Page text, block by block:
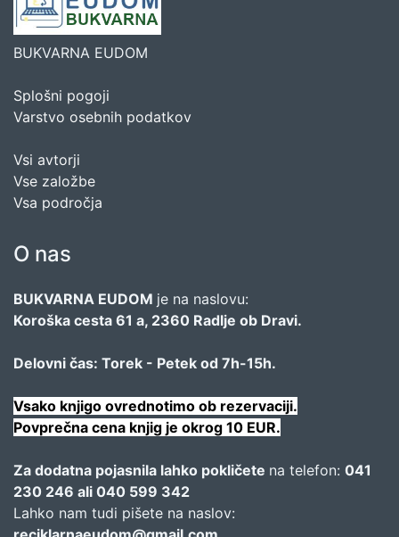
BUKVARNA EUDOM
Splošni pogoji
Varstvo osebnih podatkov
Vsi avtorji
Vse založbe
Vsa področja
O nas
BUKVARNA EUDOM je na naslovu:
Koroška cesta 61 a, 2360 Radlje ob Dravi.
Delovni čas: Torek - Petek od 7h-15h.
Vsako knjigo ovrednotimo ob rezervaciji.
Povprečna cena knjig je okrog 10 EUR.
Za dodatna pojasnila lahko pokličete na telefon: 041
230 246 ali 040 599 342
Lahko nam tudi pišete na naslov: